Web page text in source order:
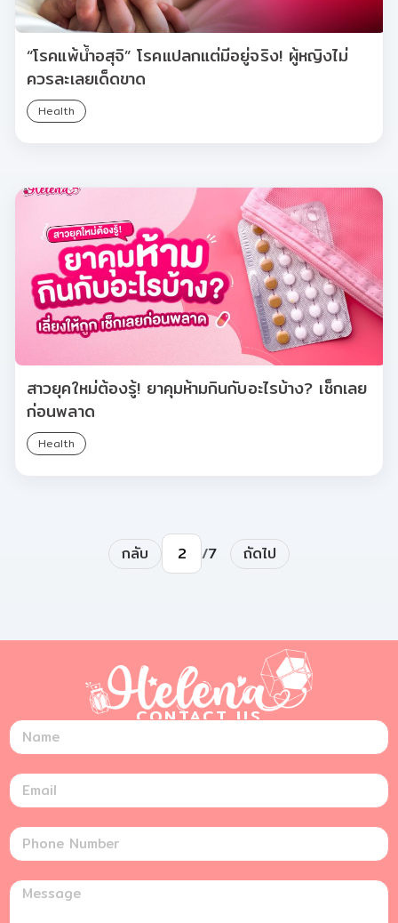
“โรคแพ้น้ำอสุจิ” โรคแปลกแต่มีอยู่จริง! ผู้หญิงไม่
ควรละเลยเด็ดขาด
Health
สาวยุคใหม่ต้องรู้! ยาคุมห้ามกินกับอะไรบ้าง? เช็กเลย
ก่อนพลาด
Health
กลับ ไปยังหน้า
/7 ถัดไป
CONTACT US